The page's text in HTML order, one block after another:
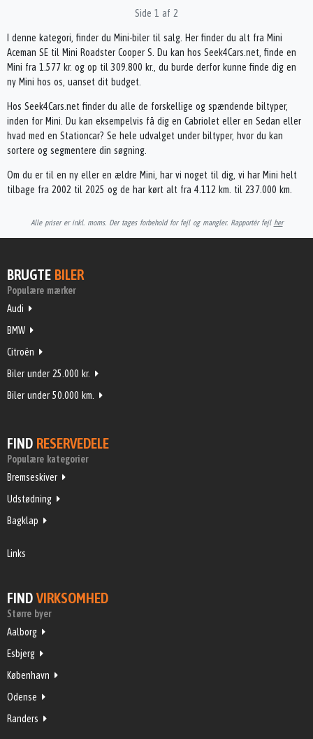
Side 1 af 2
I denne kategori, finder du Mini-biler til salg. Her finder du alt fra Mini
Aceman SE til Mini Roadster Cooper S. Du kan hos Seek4Cars.net, finde en
Mini fra 1.577 kr. og op til 309.800 kr., du burde derfor kunne finde dig en
ny Mini hos os, uanset dit budget.
Hos Seek4Cars.net finder du alle de forskellige og spændende biltyper,
inden for Mini. Du kan eksempelvis få dig en Cabriolet eller en Sedan eller
hvad med en Stationcar? Se hele udvalget under biltyper, hvor du kan
sortere og segmentere din søgning.
Om du er til en ny eller en ældre Mini, har vi noget til dig, vi har Mini helt
tilbage fra 2002 til 2025 og de har kørt alt fra 4.112 km. til 237.000 km.
Alle priser er inkl. moms. Der tages forbehold for fejl og mangler. Rapportér fejl her
BRUGTE BILER
Populære mærker
Audi
BMW
Citroën
Biler under 25.000 kr.
Biler under 50.000 km.
FIND RESERVEDELE
Populære kategorier
Bremseskiver
Udstødning
Bagklap
Links
FIND VIRKSOMHED
Større byer
Aalborg
Esbjerg
København
Odense
Randers